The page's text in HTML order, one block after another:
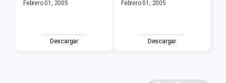
Febrero 01, 2005
Descargar
Febrero 01, 2005
Descargar